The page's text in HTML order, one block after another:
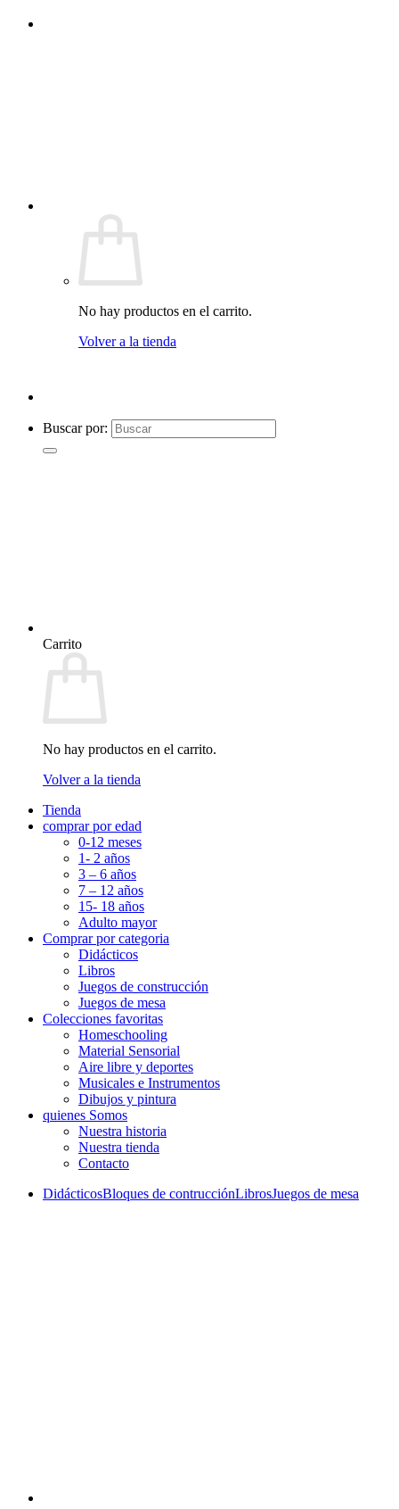
No hay productos en el carrito.
Volver a la tienda
Buscar por:
Carrito
No hay productos en el carrito.
Volver a la tienda
Tienda
comprar por edad
0-12 meses
1- 2 años
3 – 6 años
7 – 12 años
15- 18 años
Adulto mayor
Comprar por categoria
Didácticos
Libros
Juegos de construcción
Juegos de mesa
Colecciones favoritas
Homeschooling
Material Sensorial
Aire libre y deportes
Musicales e Instrumentos
Dibujos y pintura
quienes Somos
Nuestra historia
Nuestra tienda
Contacto
DidácticosBloques de contrucciónLibrosJuegos de mesa